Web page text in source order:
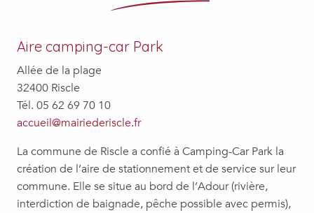
Aire camping-car Park
Allée de la plage
32400 Riscle
Tél. 05 62 69 70 10
accueil@mairiederiscle.fr
La commune de Riscle a confié à Camping-Car Park la
création de l’aire de stationnement et de service sur leur
commune. Elle se situe au bord de l’Adour (rivière,
interdiction de baignade, pêche possible avec permis),